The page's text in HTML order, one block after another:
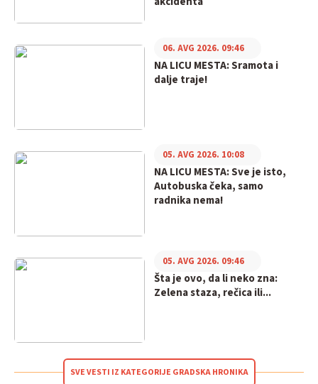
NA LICU MESTA: Sramota i
dalje traje!
06. AVG 2026. 09:46
NA LICU MESTA: Sve je isto,
Autobuska čeka, samo
radnika nema!
05. AVG 2026. 10:08
Šta je ovo, da li neko zna:
Zelena staza, rečica ili...
05. AVG 2026. 09:46
SVE VESTI IZ KATEGORIJE GRADSKA HRONIKA